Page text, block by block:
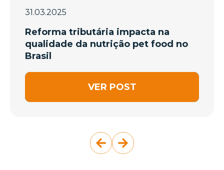
31.03.2025
Reforma tributária impacta na
qualidade da nutrição pet food no
Brasil
VER POST